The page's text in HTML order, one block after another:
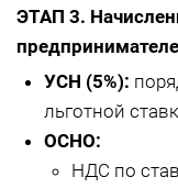
ЭТАП 3.
УСН (5%):
льготной
ОСНО:
НДС по